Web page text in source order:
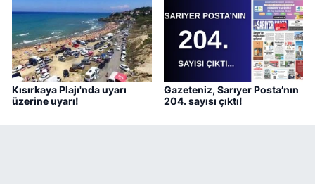
Kısırkaya Plajı'nda uyarı
üzerine uyarı!
Gazeteniz, Sarıyer Posta’nın
204. sayısı çıktı!